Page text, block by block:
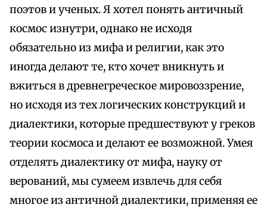
поэтов и ученых. Я хотел понять античный
космос изнутри, однако не исходя
обязательно из мифа и религии, как это
иногда делают те, кто хочет вникнуть и
вжиться в древнегреческое мировоззрение,
но исходя из тех логических конструкций и
диалектики, которые предшествуют у греков
теории космоса и делают ее возможной. Умея
отделять диалектику от мифа, науку от
верований, мы сумеем извлечь для себя
многое из античной диалектики, применяя ее